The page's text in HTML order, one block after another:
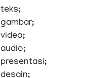
teks;
gambar;
video;
audio;
presentasi;
desain;